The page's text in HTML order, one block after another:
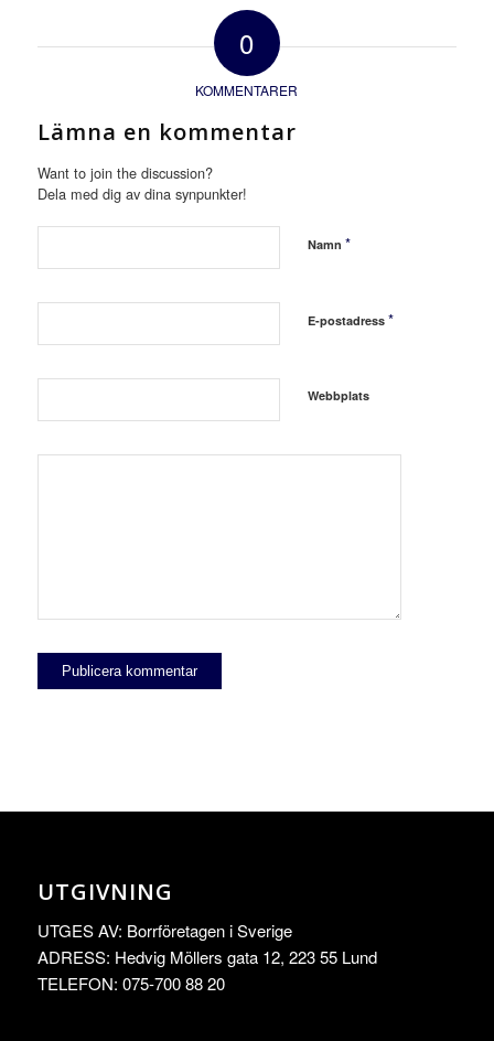
0
KOMMENTARER
Lämna en kommentar
Want to join the discussion?
Dela med dig av dina synpunkter!
Namn *
E-postadress *
Webbplats
UTGIVNING
UTGES AV: Borrföretagen i Sverige
ADRESS: Hedvig Möllers gata 12, 223 55 Lund
TELEFON: 075-700 88 20